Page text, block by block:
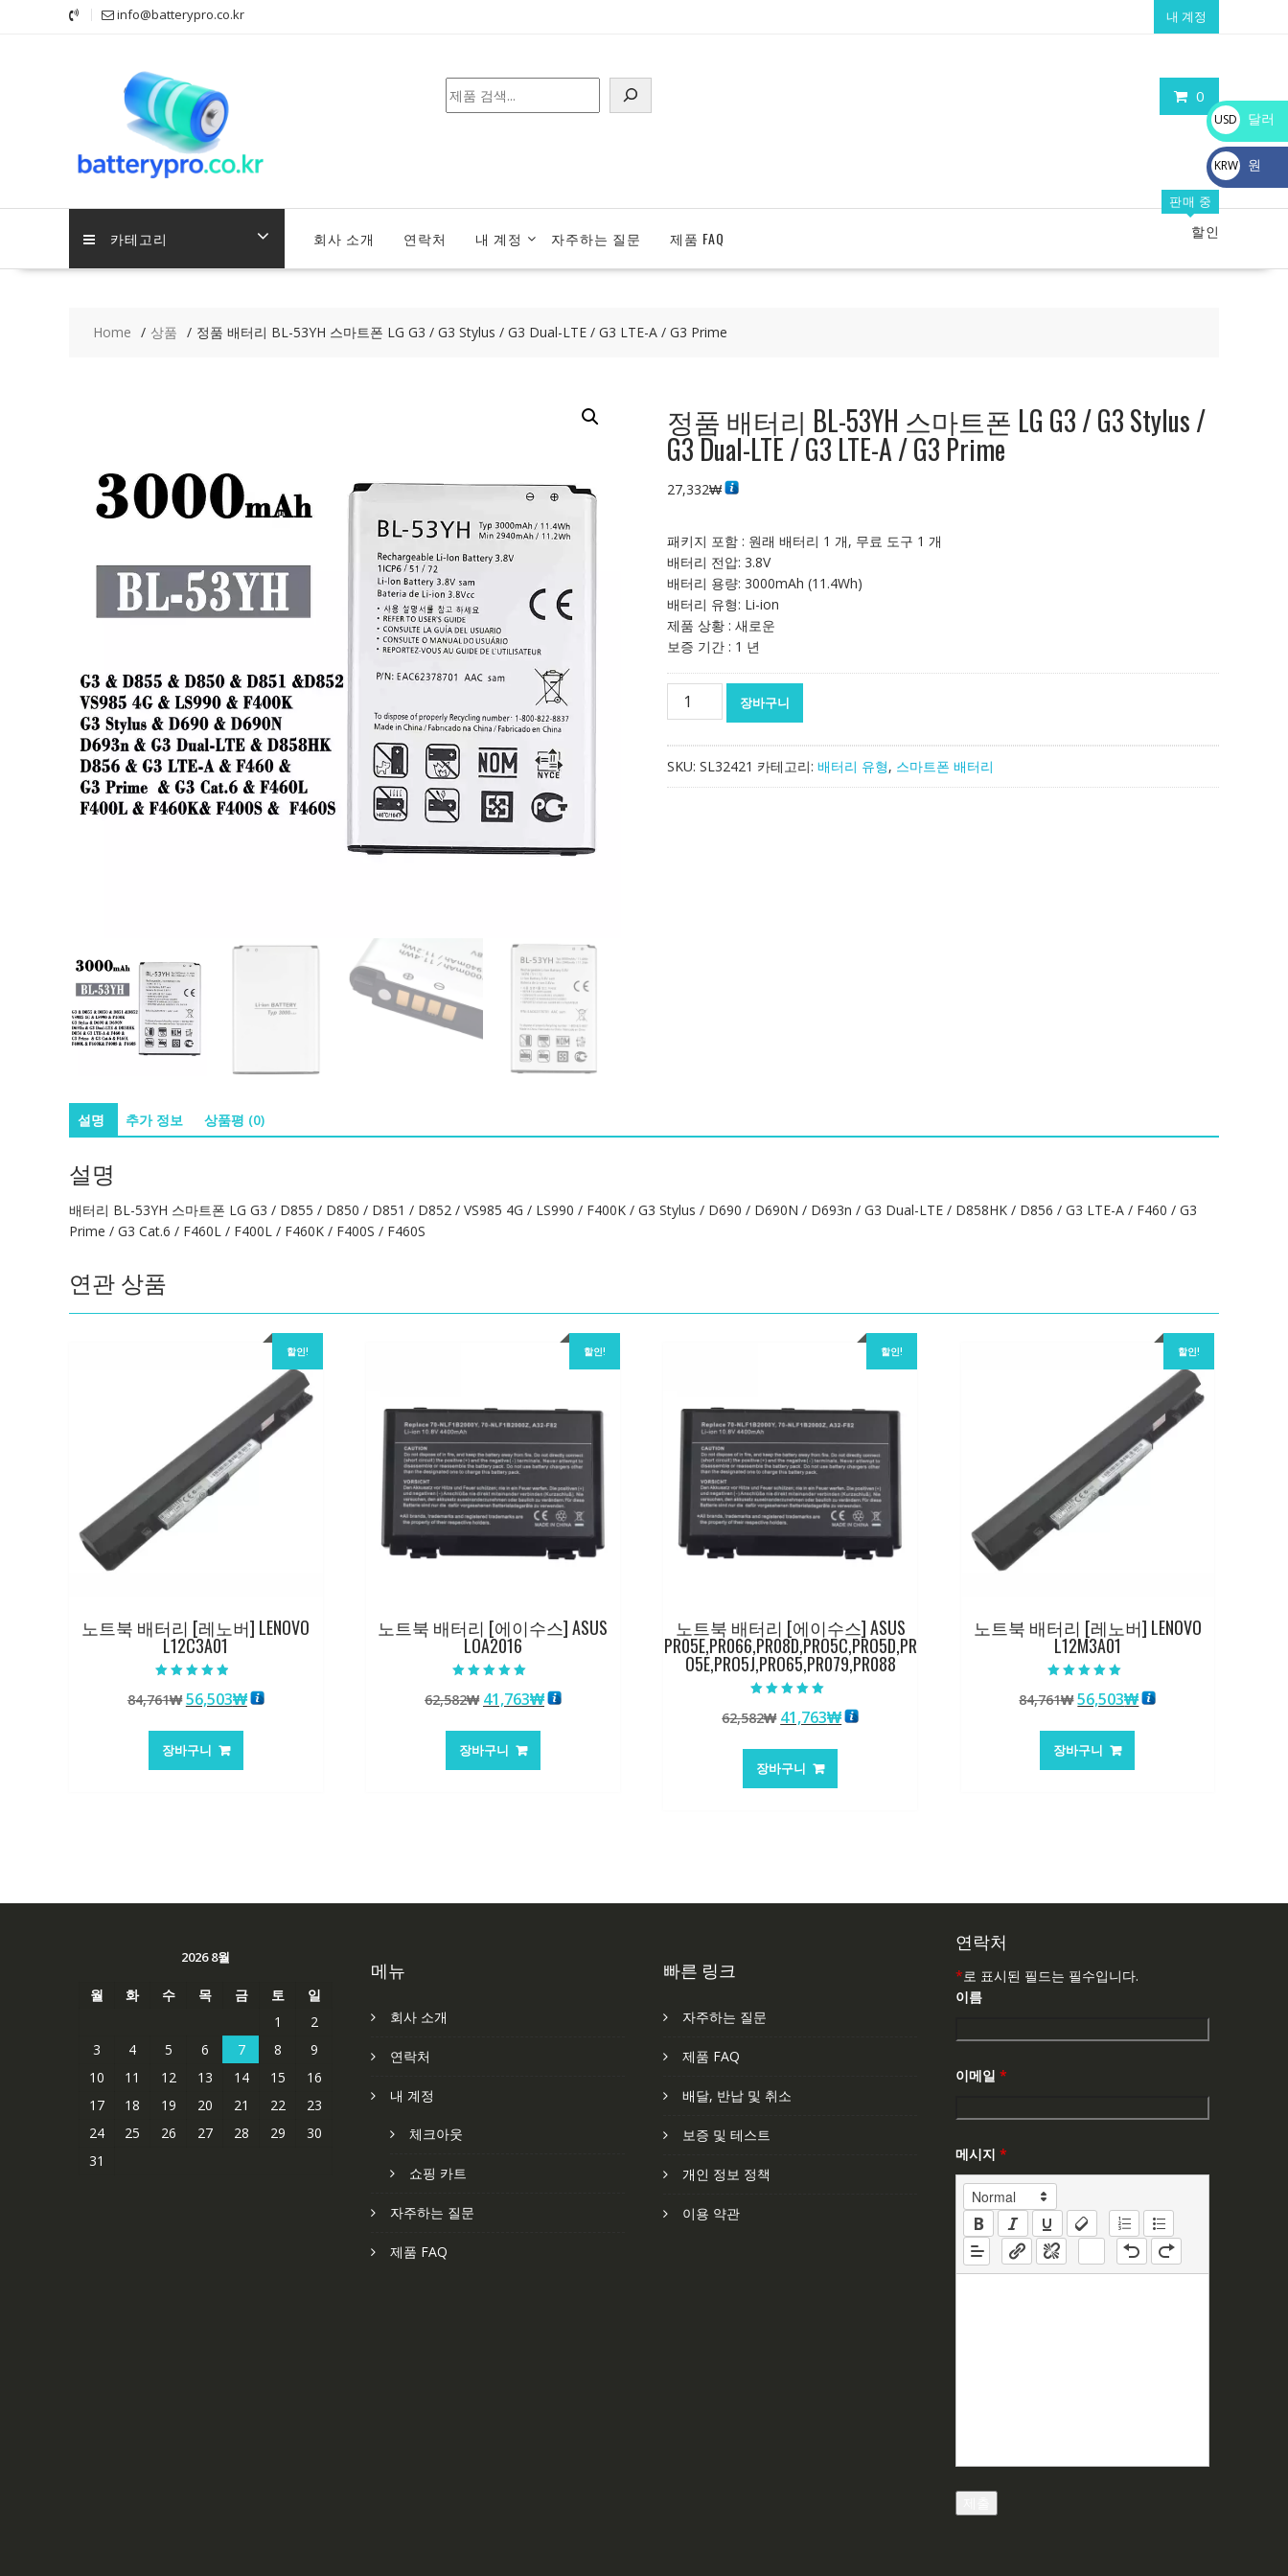
info@batterypro.co.kr 내 계정
0
검
색
카테고리 회사 소개 연락처 내 계정 자주하는 질문 제품 FAQ
판매 중
할인
Home 상품 정품 배터리 BL-53YH 스마트폰 LG G3 / G3 Stylus / G3 Dual-LTE / G3 LTE-A / G3 Prime
정품 배터리 BL-53YH 스마트폰 LG G3 / G3 Stylus /
G3 Dual-LTE / G3 LTE-A / G3 Prime
27,332₩
패키지 포함 : 원래 배터리 1 개, 무료 도구 1 개
배터리 전압: 3.8V
배터리 용량: 3000mAh (11.4Wh)
배터리 유형: Li-ion
제품 상황 : 새로운
보증 기간 : 1 년
리
G3
G3
장바구니
SKU: SL32421 카테고리: 배터리 유형, 스마트폰 배터리
설명 추가 정보 상품평 (0)
설명
배터리 BL-53YH 스마트폰 LG G3 / D855 / D850 / D851 / D852 / VS985 4G / LS990 / F400K / G3 Stylus / D690 / D690N / D693n / G3 Dual-LTE / D858HK / D856 / G3 LTE-A / F460 / G3
Prime / G3 Cat.6 / F460L / F400L / F460K / F400S / F460S
연관 상품
할인!
노트북 배터리 [레노버] LENOVO
L12C3A01
4.50
로 평가됨
84,761₩ 원
가
격:
56,503₩현
장바구니
할인!
노트북 배터리 [에이수스] ASUS
LOA2016
5.00
로 평가됨
62,582₩ 원
가
격:
41,763₩현
장바구니
할인!
노트북 배터리 [에이수스] ASUS
PR05E,PR066,PR08D,PRO5C,PRO5D,PR
O5E,PRO5J,PRO65,PR079,PR088
5.00
로 평가됨
62,582₩ 원
가
격:
41,763₩현
장바구니
할인!
노트북 배터리 [레노버] LENOVO
L12M3A01
5.00
로 평가됨
84,761₩원
가
격:
56,503₩현
장바구니
2026 8월
월 화 수 목 금 토
일
1
2
3
4 5 6 7 8
9
10
11 12 13 14 15
16
17
18 19 20 21 22
23
24
25 26 27 28 29
30
31
메뉴
회사 소개
연락처
내 계정
체크아웃
쇼핑 카트
자주하는 질문
제품 FAQ
빠른 링크
자주하는 질문
제품 FAQ
배달, 반납 및 취소
보증 및 테스트
개인 정보 정책
이용 약관
연락처
*로 표시된 필드는 필수입니다.
이름
이메일 *
메시지 *
USD
$
달러
KRW
₩
원